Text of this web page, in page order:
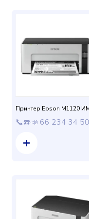
Принтер Epson M1120
📞☎️📣 66 234 34 50